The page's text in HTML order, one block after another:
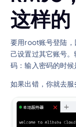
这样的
要用root账号登陆
己设置过其它账号
码：输入密码的时候
如果出错，你就去